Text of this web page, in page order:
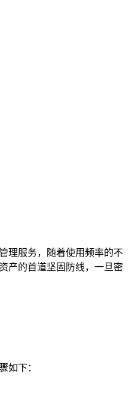
理服务，随着使用频率的不
产的首道坚固防线，一旦密
如下：